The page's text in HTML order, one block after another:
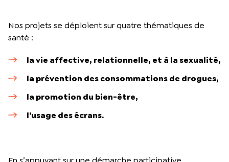
Nos projets se déploient sur quatre thématiques de
santé :
la vie affective, relationnelle, et à la sexualité,
la prévention des consommations de drogues,
la promotion du bien-être,
l’usage des écrans.